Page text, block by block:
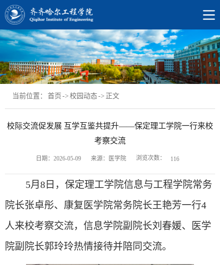
当前位置： 首页 -> 校园动态-> 正文
校际交流促发展 互学互鉴共提升——保定理工学院一行来校
考察交流
日期：2026-05-09 来源：医学院 浏览次数： 116
5月8日，保定理工学院信息与工程学院常务
院长张卓彤、康复医学院常务院长王艳芳一行4
人来校考察交流，信息学院副院长刘春媛、医学
院副院长郭玲玲热情接待并陪同交流。